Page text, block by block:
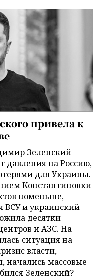
привела к
Зеленский
давления на Россию,
для Украины.
Константиновки
поменьше,
ВСУ и украинский
десятки
и АЗС. На
ситуация на
власти,
начались массовые
Зеленский?